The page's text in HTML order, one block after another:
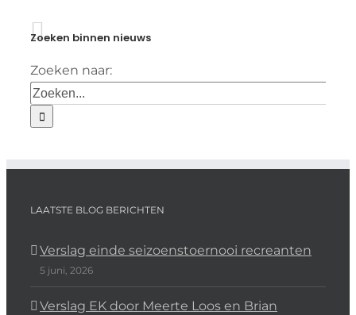
Zoeken binnen nieuws
Zoeken naar:
LAATSTE BLOG BERICHTEN
Verslag einde seizoenstoernooi recreanten
5 juni, 2026
Verslag EK door Meerte Loos en Brian